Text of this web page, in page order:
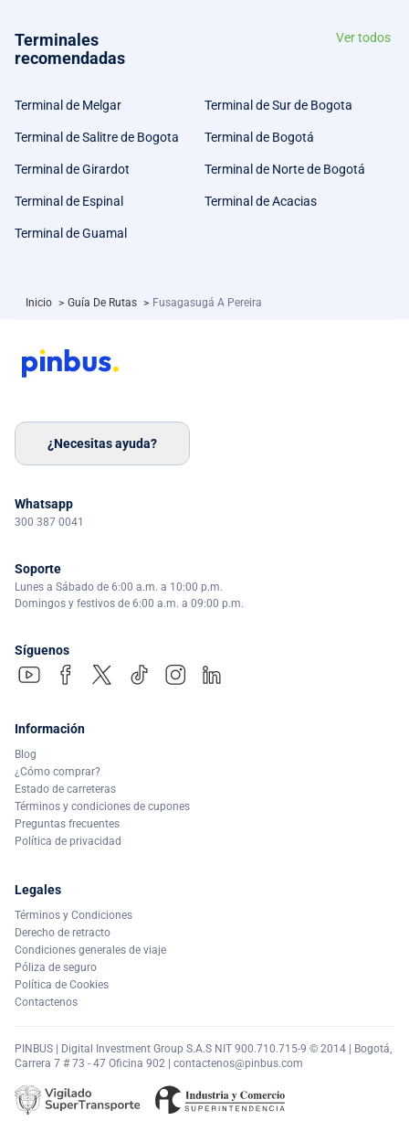
Terminales
recomendadas
Ver todos
Terminal de Melgar Terminal de Sur de Bogota
Terminal de Salitre de Bogota Terminal de Bogotá
Terminal de Girardot Terminal de Norte de Bogotá
Terminal de Espinal Terminal de Acacias
Terminal de Guamal
Inicio > Guía De Rutas > Fusagasugá A Pereira
¿Necesitas ayuda?
Whatsapp
300 387 0041
Soporte
Lunes a Sábado de 6:00 a.m. a 10:00 p.m.
Domingos y festivos de 6:00 a.m. a 09:00 p.m.
Síguenos
Información
Blog
¿Cómo comprar?
Estado de carreteras
Términos y condiciones de cupones
Preguntas frecuentes
Política de privacidad
Legales
Términos y Condiciones
Derecho de retracto
Condiciones generales de viaje
Póliza de seguro
Política de Cookies
Contactenos
PINBUS | Digital Investment Group S.A.S NIT 900.710.715-9 © 2014 | Bogotá,
Carrera 7 # 73 - 47 Oficina 902 | contactenos@pinbus.com